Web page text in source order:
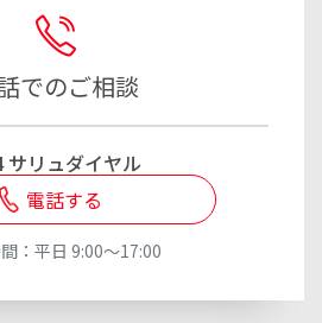
とで、
0円から数千万円までさまざま
でのご相談
サリュダイヤル
電話する
：平日 9:00～17:00